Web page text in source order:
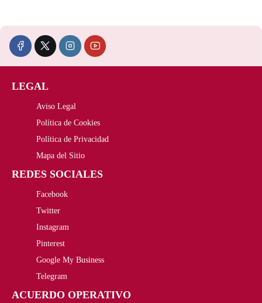
c
i
o
r
i
g
l
e
i
c
:
LEGAL
Aviso Legal
Política de Cookies
Política de Privacidad
Mapa del Sitio
REDES SOCIALES
Facebook
Twitter
Instagram
Pinterest
Google My Business
Telegram
ACUERDO OPERATIVO